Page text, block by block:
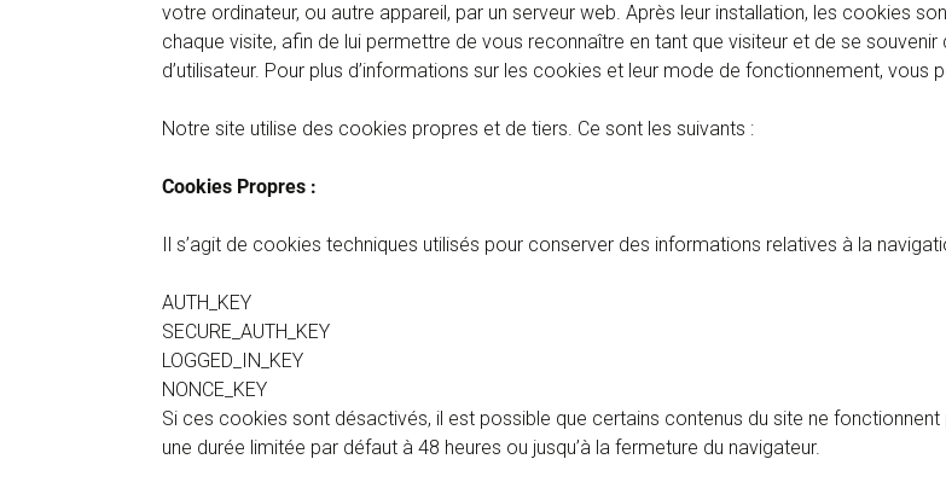
votre ordinateur, ou autre appareil, par un serveur web. Après leur installation, les cookies
chaque visite, afin de lui permettre de vous reconnaître en tant que visiteur et de se
d’utilisateur. Pour plus d’informations sur les cookies et leur mode de fonctionnement, vous
Notre site utilise des cookies propres et de tiers. Ce sont les suivants :
Cookies Propres :
Il s’agit de cookies techniques utilisés pour conserver des informations relatives à la
AUTH_KEY
SECURE_AUTH_KEY
LOGGED_IN_KEY
NONCE_KEY
Si ces cookies sont désactivés, il est possible que certains contenus du site ne
une durée limitée par défaut à 48 heures ou jusqu’à la fermeture du navigateur.